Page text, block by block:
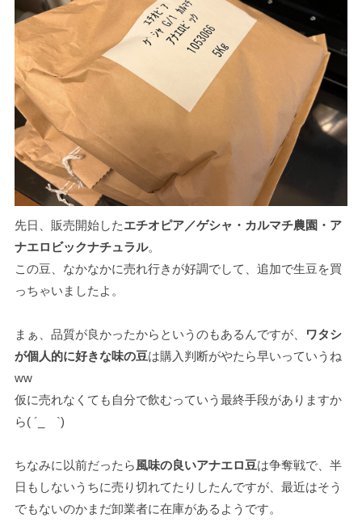
先日、販売開始したエチオピア／ゲシャ・カルマチ農園・ア
ナエロビックナチュラル。
この豆、なかなかに売れ行きが好調でして、追加で生豆を買
っちゃいましたよ。
まぁ、品質が良かったからというのもあるんですが、
ワタシ
が個人的に好きな味の豆は購入判断がやたら早いっていうね
ww
仮に売れなくても自分で飲むっていう最終手段がありますか
ら( ´_ゝ`)
ちなみに以前だったら風味の良いアナエロ豆は争奪戦で、半
日もしないうちに売り切れてたりしたんですが、最近はそう
でもないのかまだ卸業者に在庫があるようです。